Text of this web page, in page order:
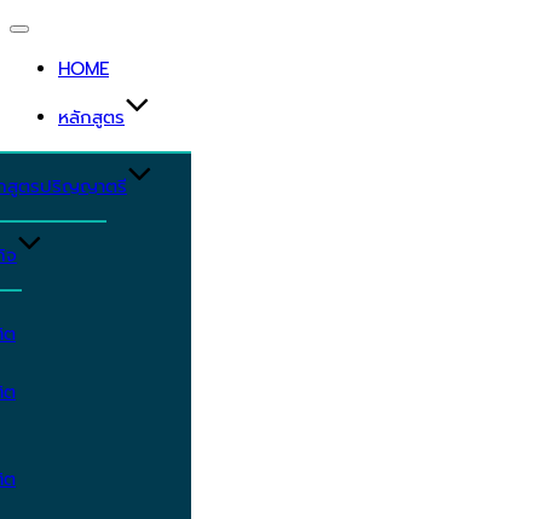
Toggle
navigation
HOME
หลักสูตร
สูตรปริญญาตรี
จ
ต
ต
ต